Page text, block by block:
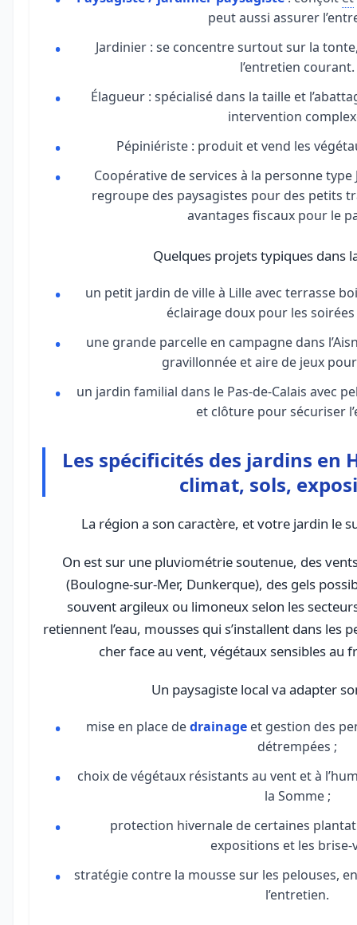
peut aussi assurer
Jardinier : se concentre surtout sur la
l’entretien courant.
Élagueur : spécialisé dans la taille et
intervention
Pépiniériste : produit et vend les
Coopérative de services à la personne
regroupe des paysagistes pour des petits
avantages fiscaux pour le
Quelques projets typiques dans
un petit jardin de ville à Lille avec terrasse
éclairage doux pour les
une grande parcelle en campagne dans
gravillonnée et aire de jeux
un jardin familial dans le Pas-de-Calais avec
et clôture pour sécuriser
Les spécificités des jardins en
climat, sols,
La région a son caractère, et votre jardin le
On est sur une pluviométrie soutenue, des
(Boulogne-sur-Mer, Dunkerque), des gels
souvent argileux ou limoneux selon les
retiennent l’eau, mousses qui s’installent dans les
cher face au vent, végétaux sensibles au
Un paysagiste local va adapter
mise en place dedrainageet gestion des
détrempées ;
choix de végétaux résistants au vent et à
la Somme ;
protection hivernale de certaines
expositions et les brise-
stratégie contre la mousse sur les pelouses,
l’entretien.